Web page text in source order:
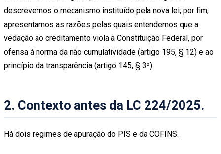
descrevemos o mecanismo instituído pela nova lei; por fim,
apresentamos as razões pelas quais entendemos que a
vedação ao creditamento viola a Constituição Federal, por
ofensa à norma da não cumulatividade (artigo 195, § 12) e ao
princípio da transparência (artigo 145, § 3º).
2. Contexto antes da LC 224/2025.
Há dois regimes de apuração do PIS e da COFINS.